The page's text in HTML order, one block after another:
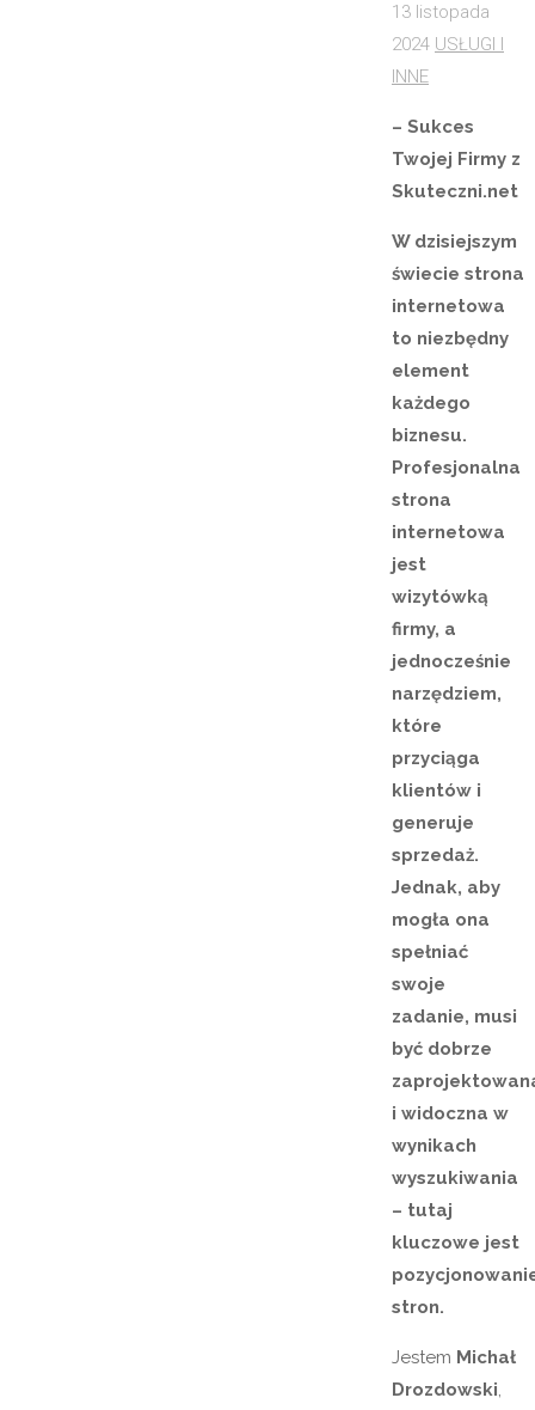
13 listopada
2024 USŁUGI I
INNE
– Sukces
Twojej Firmy z
Skuteczni.net
W dzisiejszym
świecie strona
internetowa
to niezbędny
element
każdego
biznesu.
Profesjonalna
strona
internetowa
jest
wizytówką
firmy, a
jednocześnie
narzędziem,
które
przyciąga
klientów i
generuje
sprzedaż.
Jednak, aby
mogła ona
spełniać
swoje
zadanie, musi
być dobrze
i widoczna w
wynikach
wyszukiwania
– tutaj
kluczowe jest
stron.
Jestem Michał
Drozdowski,